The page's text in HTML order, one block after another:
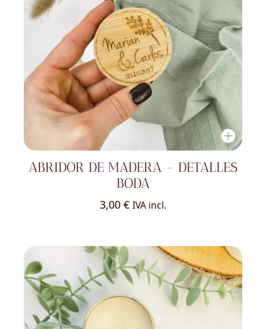
ABRIDOR DE MADERA - DETALLES
BODA
3,00 € IVA incl.